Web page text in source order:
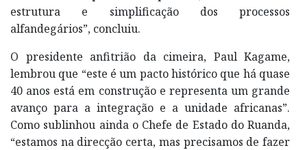
estrutura e simplificação dos processos
alfandegários”, concluiu.
O presidente anfitrião da cimeira, Paul Kagame,
lembrou que “este é um pacto histórico que há quase
40 anos está em construção e representa um grande
avanço para a integração e a unidade africanas”.
Como sublinhou ainda o Chefe de Estado do Ruanda,
“estamos na direcção certa, mas precisamos de fazer